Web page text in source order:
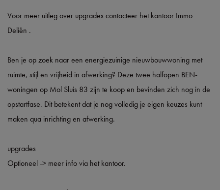
Voor meer uitleg over upgrades contacteer het kantoor Immo
Deliën .
Ben je op zoek naar een energiezuinige nieuwbouwwoning met
ruimte, stijl en vrijheid in afwerking? Deze twee halfopen BEN-
woningen op Mol Sluis 83 zijn te koop en bevinden zich nog in de
opstartfase. Dit betekent dat je nog volledig je eigen keuzes kunt
maken qua inrichting en afwerking.
upgrades
Optioneel -> meer info via het kantoor.